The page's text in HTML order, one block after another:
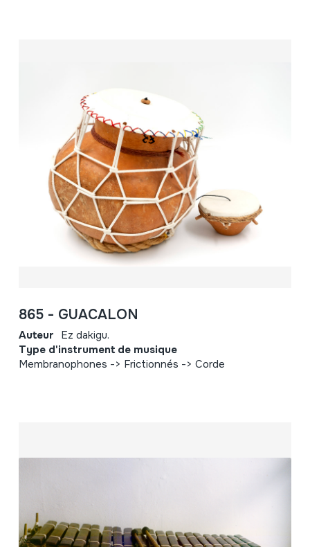
865 - GUACALON
Auteur Ez dakigu.
Type d'instrument de musique
Membranophones -> Frictionnés -> Corde